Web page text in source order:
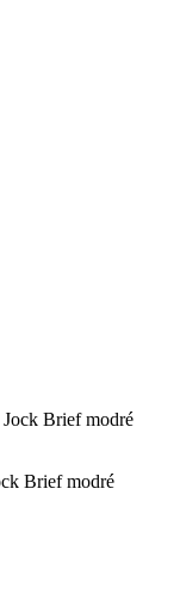
Brief modré